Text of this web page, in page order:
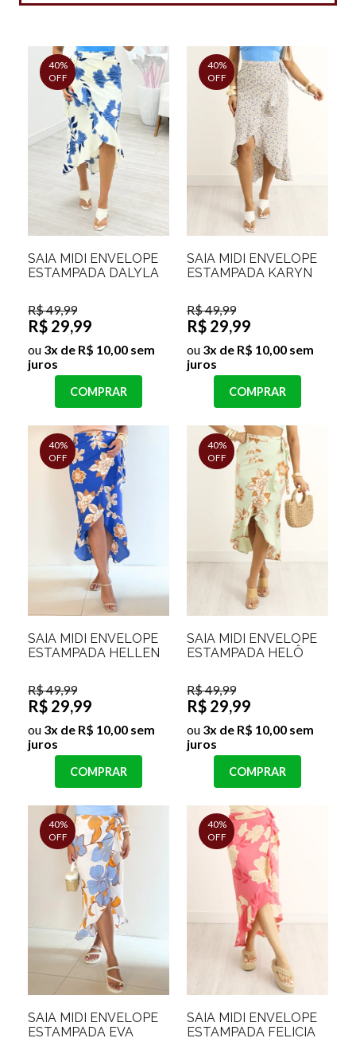
40%
OFF
SAIA MIDI ENVELOPE
ESTAMPADA DALYLA
R$ 49,99
R$ 29,99
ou 3x de R$ 10,00 sem
juros
COMPRAR
40%
OFF
SAIA MIDI ENVELOPE
ESTAMPADA KARYN
R$ 49,99
R$ 29,99
ou 3x de R$ 10,00 sem
juros
COMPRAR
40%
OFF
SAIA MIDI ENVELOPE
ESTAMPADA HELLEN
R$ 49,99
R$ 29,99
ou 3x de R$ 10,00 sem
juros
COMPRAR
40%
OFF
SAIA MIDI ENVELOPE
ESTAMPADA HELÔ
R$ 49,99
R$ 29,99
ou 3x de R$ 10,00 sem
juros
COMPRAR
40%
OFF
SAIA MIDI ENVELOPE
ESTAMPADA EVA
40%
OFF
SAIA MIDI ENVELOPE
ESTAMPADA FELICIA